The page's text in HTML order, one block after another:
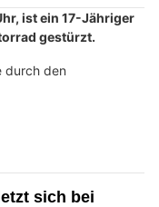
ist ein 17-Jähriger
gestürzt.
durch den
sich bei